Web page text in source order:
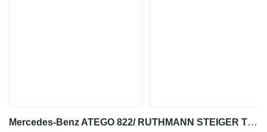
Mercedes-Benz ATEGO 822/ RUTHMANN STEIGER TK145